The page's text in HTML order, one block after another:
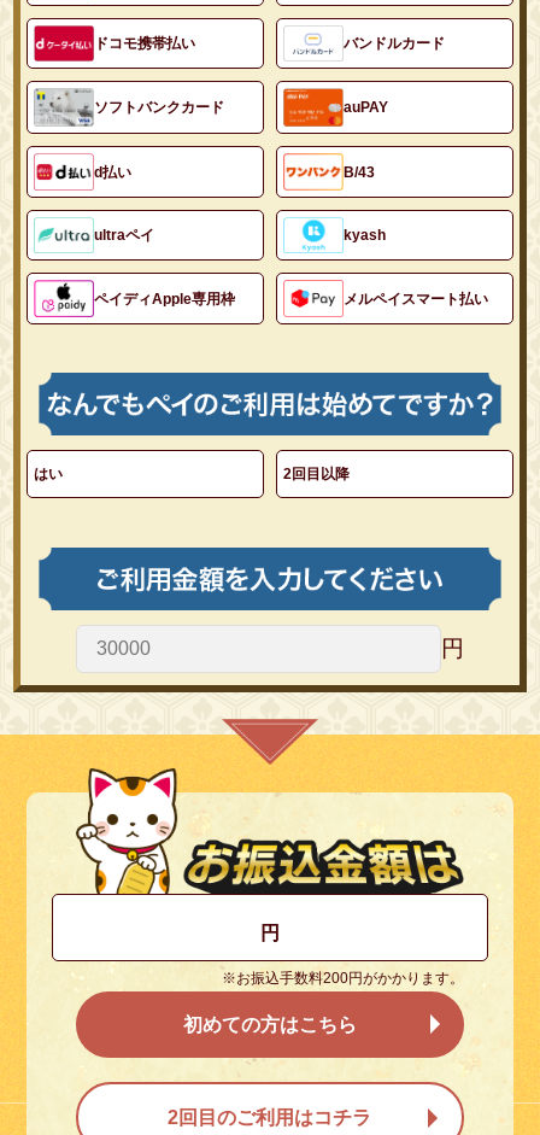
ドコモ携帯払い バンドルカード
ソフトバンクカード auPAY
d払い B/43
ultraペイ kyash
ペイディApple専用枠 メルペイスマート払い
はい 2回目以降
円
円
※お振込手数料200円がかかります。
初めての方はこちら
2回目のご利用はコチラ